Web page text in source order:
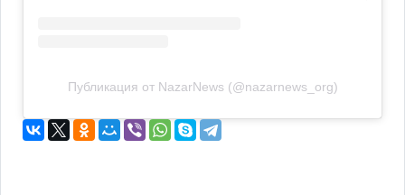
Публикация от NazarNews (@nazarnews_org)